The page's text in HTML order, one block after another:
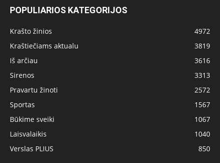
POPULIARIOS KATEGORIJOS
Krašto žinios
4972
Kraštiečiams aktualu
3819
Iš arčiau
3616
Sirenos
3313
Pravartu žinoti
2572
Sportas
1567
Būkime sveiki
1067
Laisvalaikis
1040
Verslas PLIUS
850